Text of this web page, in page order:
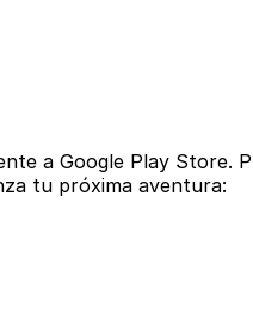
a Google Play Store.
tu próxima aventura: